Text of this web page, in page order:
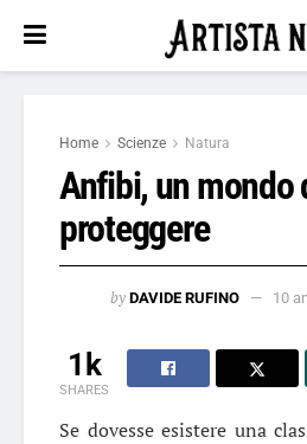
Home Scienze Natura
Anfibi, un mondo
proteggere
by DAVIDE RUFINO 10
1k
SHARES
Se dovesse esistere una